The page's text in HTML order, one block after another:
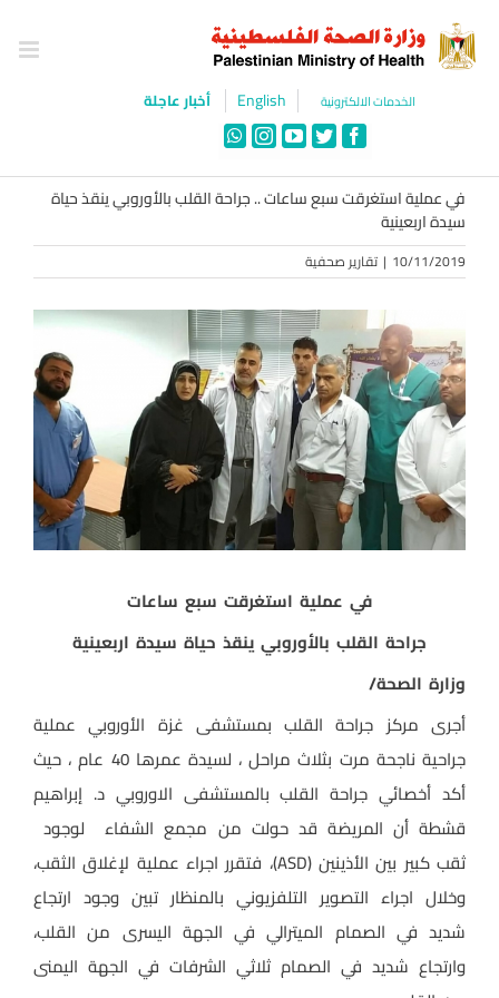
content
الخدمات الالكترونية English أخبار عاجلة
Facebook
Twitter
YouTube
Instagram
WhatsApp
في عملية استغرقت سبع ساعات .. جراحة القلب بالأوروبي ينقذ حياة
سيدة اربعينية
10/11/2019
| تقارير صحفية
في عملية استغرقت سبع ساعات
جراحة القلب بالأوروبي ينقذ حياة سيدة اربعينية
وزارة الصحة/
أجرى مركز جراحة القلب بمستشفى غزة الأوروبي عملية
جراحية ناجحة مرت بثلاث مراحل ، لسيدة عمرها 40 عام ، حيث
أكد أخصائي جراحة القلب بالمستشفى الاوروبي د. إبراهيم
قشطة أن المريضة قد حولت من مجمع الشفاء لوجود
ثقب كبير بين الأذينين (ASD)، فتقرر اجراء عملية لإغلاق الثقب،
وخلال اجراء التصوير التلفزيوني بالمنظار تبين وجود ارتجاع
شديد في الصمام الميترالي في الجهة اليسرى من القلب،
وارتجاع شديد في الصمام ثلاثي الشرفات في الجهة اليمنى